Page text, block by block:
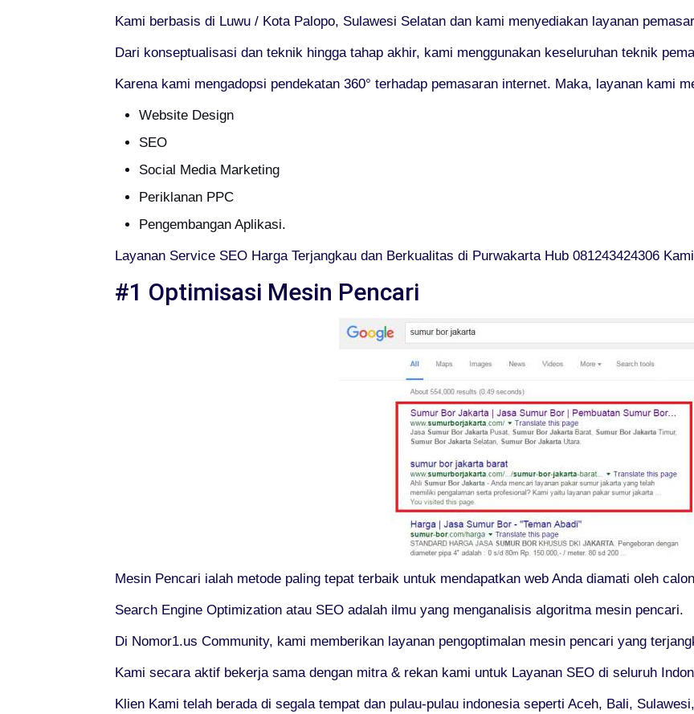
Kami berbasis di Luwu / Kota Palopo, Sulawesi Selatan dan kami menyediakan layanan
Dari konseptualisasi dan teknik hingga tahap akhir, kami menggunakan keseluruhan teknik
Karena kami mengadopsi pendekatan 360° terhadap pemasaran internet. Maka, layanan kami
Website Design
SEO
Social Media Marketing
Periklanan PPC
Pengembangan Aplikasi.
Layanan Service SEO Harga Terjangkau dan Berkualitas di Purwakarta Hub 081243424306
#1 Optimisasi Mesin Pencari
Mesin Pencari ialah metode paling tepat terbaik untuk mendapatkan web Anda diamati oleh
Search Engine Optimization atau SEO adalah ilmu yang menganalisis algoritma mesin pencari.
Di Nomor1.us Community, kami memberikan layanan pengoptimalan mesin pencari yang
Kami secara aktif bekerja sama dengan mitra & rekan kami untuk Layanan SEO di seluruh
Klien Kami telah berada di segala tempat dan pulau-pulau indonesia seperti Aceh, Bali,